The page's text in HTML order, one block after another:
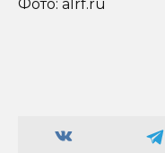
Фото: alrf.ru